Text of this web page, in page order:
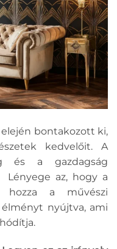
elején bontakozott ki,
kedvelőit. A
és a gazdagság
Lényege az, hogy a
hozza a művészi
élményt nyújtva, ami